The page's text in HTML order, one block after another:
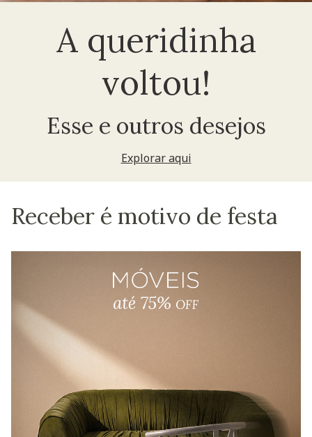
A queridinha
voltou!
Esse e outros desejos
Explorar aqui
Receber é motivo de festa